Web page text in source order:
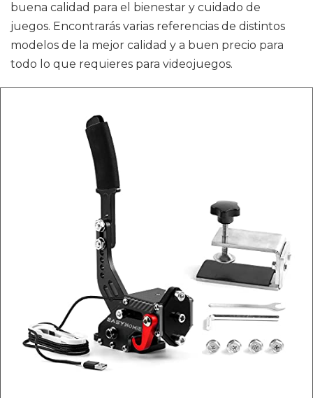
buena calidad para el bienestar y cuidado de
juegos. Encontrarás varias referencias de distintos
modelos de la mejor calidad y a buen precio para
todo lo que requieres para videojuegos.